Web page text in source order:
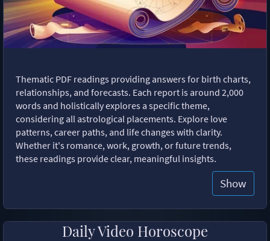
Thematic PDF readings providing answers for birth charts,
relationships, and forecasts. Each report is around 2,000
words and holistically explores a specific theme,
considering all astrological placements. Explore love
patterns, career paths, and life changes with clarity.
Whether it's romance, work, growth, or future trends,
these readings provide clear, meaningful insights.
Show
Daily Video Horoscope